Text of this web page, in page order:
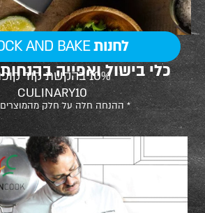
לחנותCOCK AND BAKE >
כלי בישול ואפייה בהנחות
10% בהקשת קוד קופון
CULINARY10
* ההנחה חלה על חלק מהמוצרים